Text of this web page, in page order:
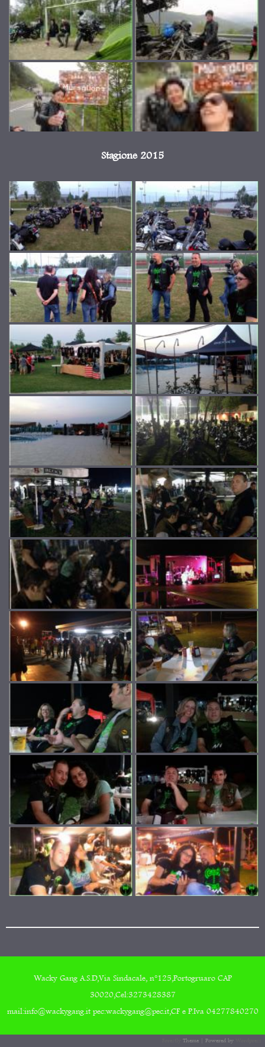
Stagione 2015
Wacky Gang A.S.D,Via Sindacale, n°125,Portogruaro CAP
30020,Cel:3273428387
mail:info@wackygang.it pec:wackygang@pec.it,CF e P.Iva 04277840270
Theme | Powered by